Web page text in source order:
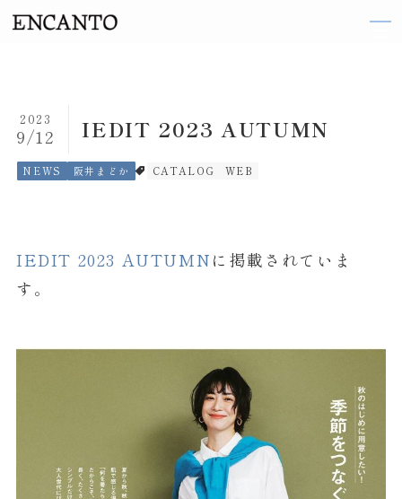
ARTIST
来島 ななお
NEWS
IEDIT 2023 AUTUMN
2023
9/12
NEWS 阪井まどか CATALOG WEB
IEDIT 2023 AUTUMNに掲載されていま
す。